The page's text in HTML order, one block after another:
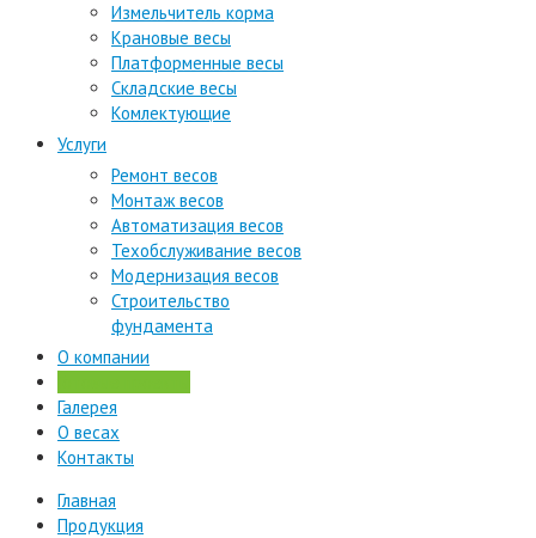
Измельчитель корма
Крановые весы
Платформенные весы
Складские весы
Комлектующие
Услуги
Ремонт весов
Монтаж весов
Автоматизация весов
Техобслуживание весов
Модернизация весов
Строительство
фундамента
О компании
Галерея
О весах
Контакты
Главная
Продукция